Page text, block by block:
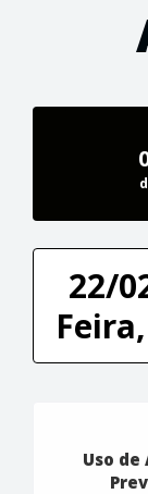
22/
Uso